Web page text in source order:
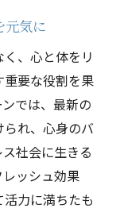
で新たな
内側から輝
体感する
術
果で美しさ
元気に
、心と体をリ
要な役割を果
では、最新の
られ、心身のバ
社会に生きる
ッシュ効果
力に満ちたも